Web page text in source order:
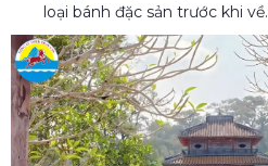
loại bánh đặc sản trước khi về.